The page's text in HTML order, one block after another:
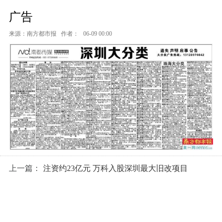
广告
来源：南方都市报 作者： 06-09 00:00
上一篇： 注资约23亿元 万科入股深圳最大旧改项目